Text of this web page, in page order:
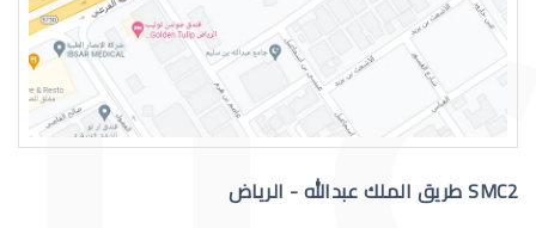
القرنية المخروطية والصداع
SMC2 طريق الملك عبدالله - الرياض